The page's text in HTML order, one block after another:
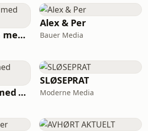
Morgenklubben med Loven & Co
Alex & Per
Bauer Media
Morgenkaffen med Finansavisen
SLØSEPRAT
Moderne Media